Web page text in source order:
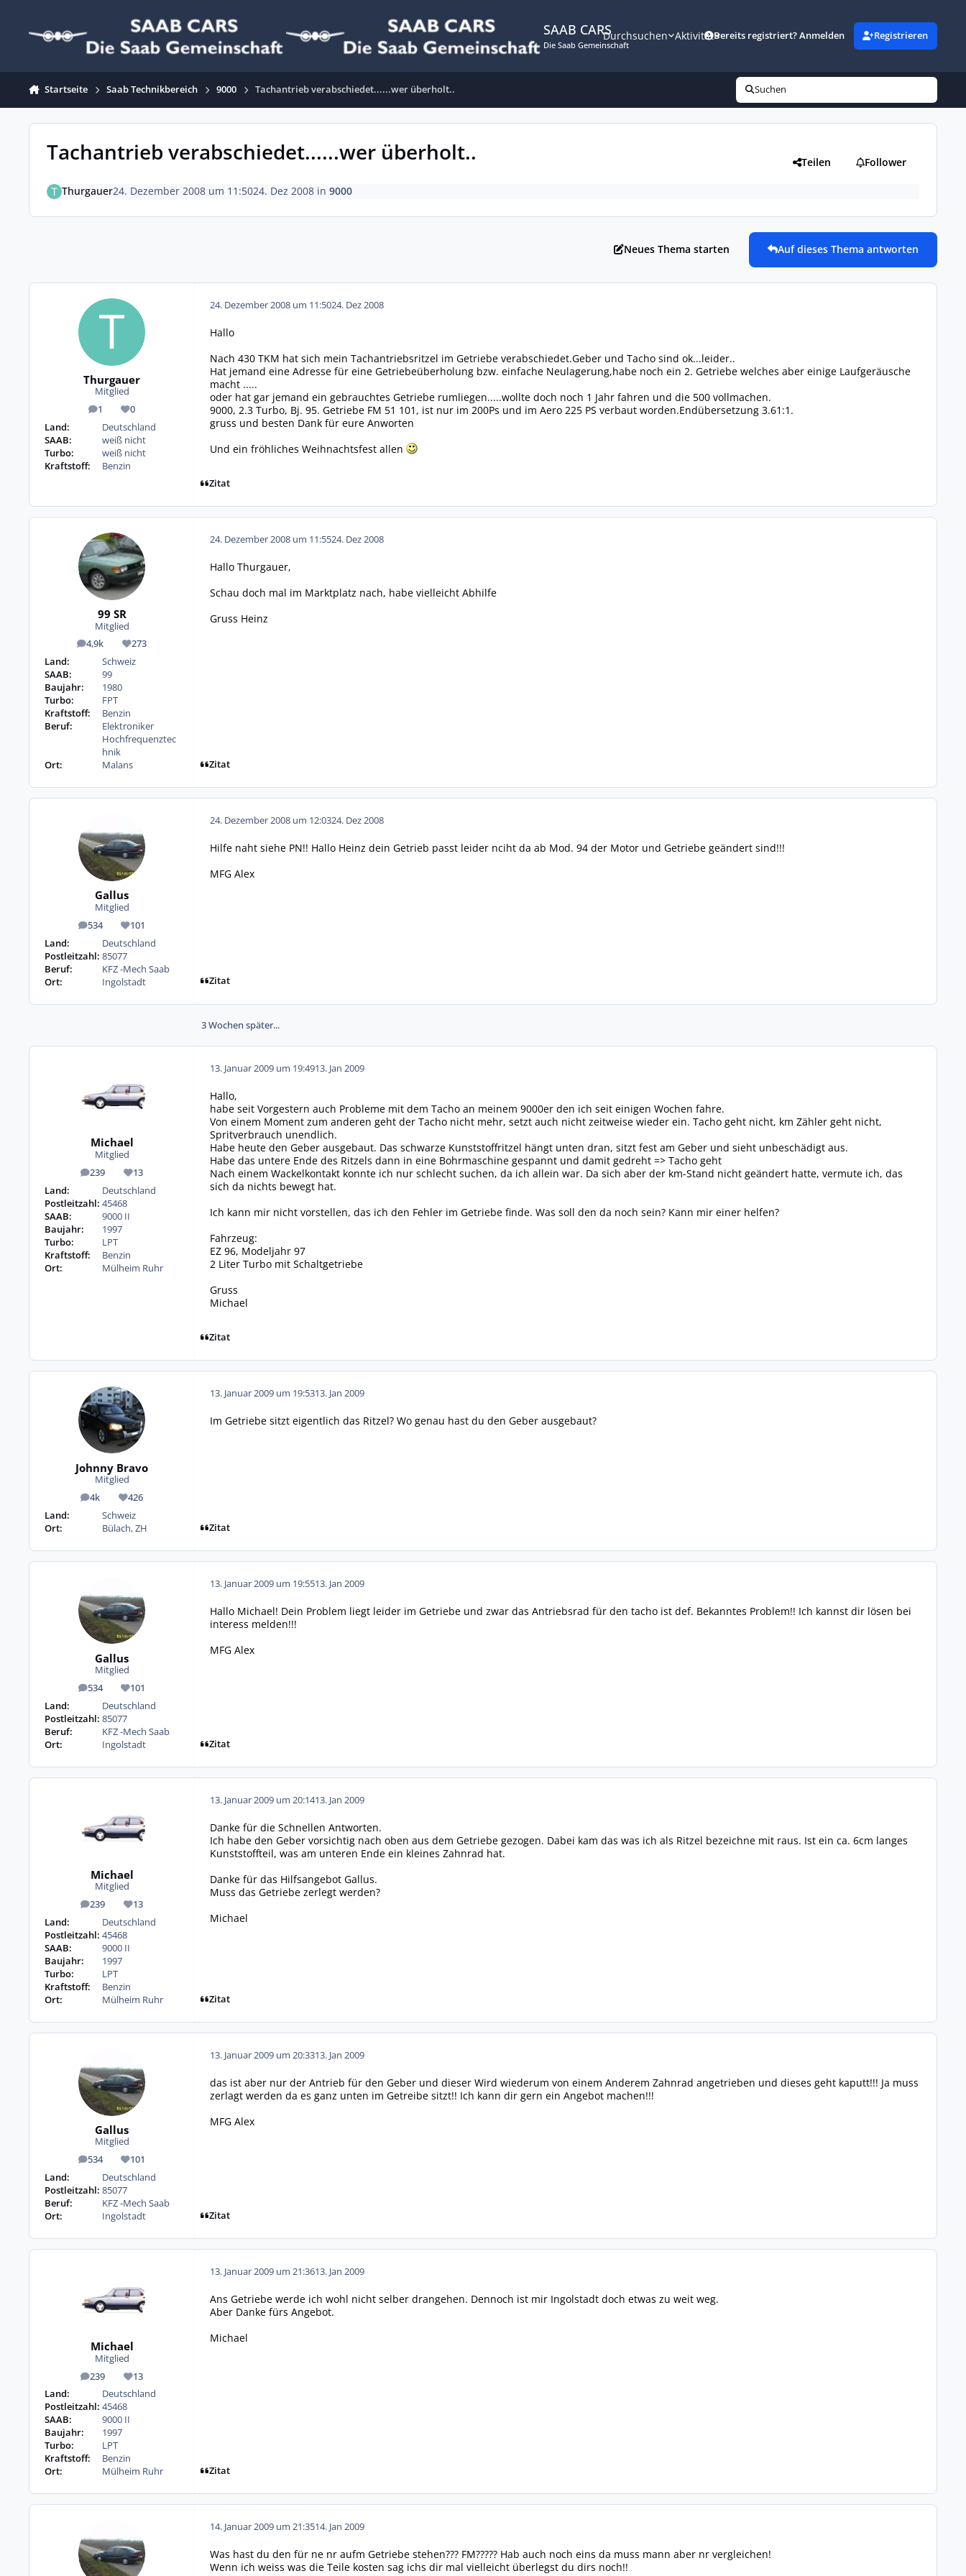
SAAB CARS
Die Saab Gemeinschaft
Durchsuchen AktivitätBereits registriert? Anmelden Registrieren
Startseite Saab Technikbereich 9000 Tachantrieb verabschiedet......wer überholt.. Suchen
Tachantrieb verabschiedet......wer überholt.. Teilen Follower
Thurgauer24. Dezember 2008 um 11:5024. Dez 2008in 9000
Neues Thema starten Auf dieses Thema antworten
Thurgauer
Mitglied
1
Beiträge0
Reputation
Land:
Deutschland
SAAB:
weiß nicht
Turbo:
weiß nicht
Kraftstoff:
Benzin
24. Dezember 2008 um 11:5024. Dez 2008
Hallo
Nach 430 TKM hat sich mein Tachantriebsritzel im Getriebe verabschiedet.Geber und Tacho sind ok...leider..
Hat jemand eine Adresse für eine Getriebeüberholung bzw. einfache Neulagerung,habe noch ein 2. Getriebe welches aber einige Laufgeräusche
macht .....
oder hat gar jemand ein gebrauchtes Getriebe rumliegen.....wollte doch noch 1 Jahr fahren und die 500 vollmachen.
9000, 2.3 Turbo, Bj. 95. Getriebe FM 51 101, ist nur im 200Ps und im Aero 225 PS verbaut worden.Endübersetzung 3.61:1.
gruss und besten Dank für eure Anworten
Und ein fröhliches Weihnachtsfest allen
Zitat
99 SR
Mitglied
4,9k
Beiträge 273
Reputation
Land:
Schweiz
SAAB:
99
Baujahr:
1980
Turbo:
FPT
Kraftstoff:
Benzin
Beruf:
Elektroniker
Hochfrequenztec
hnik
Ort:
Malans
24. Dezember 2008 um 11:5524. Dez 2008
Hallo Thurgauer,
Schau doch mal im Marktplatz nach, habe vielleicht Abhilfe
Gruss Heinz
Zitat
Gallus
Mitglied
534
Beiträge 101
Reputation
Land:
Deutschland
Postleitzahl: 85077
Beruf:
KFZ -Mech Saab
Ort:
Ingolstadt
24. Dezember 2008 um 12:0324. Dez 2008
Hilfe naht siehe PN!! Hallo Heinz dein Getrieb passt leider nciht da ab Mod. 94 der Motor und Getriebe geändert sind!!!
MFG Alex
Zitat
3 Wochen später...
Michael
Mitglied
239
Beiträge 13
Reputation
Land:
Deutschland
Postleitzahl: 45468
SAAB:
9000 II
Baujahr:
1997
Turbo:
LPT
Kraftstoff:
Benzin
Ort:
Mülheim Ruhr
13. Januar 2009 um 19:4913. Jan 2009
Hallo,
habe seit Vorgestern auch Probleme mit dem Tacho an meinem 9000er den ich seit einigen Wochen fahre.
Von einem Moment zum anderen geht der Tacho nicht mehr, setzt auch nicht zeitweise wieder ein. Tacho geht nicht, km Zähler geht nicht,
Spritverbrauch unendlich.
Habe heute den Geber ausgebaut. Das schwarze Kunststoffritzel hängt unten dran, sitzt fest am Geber und sieht unbeschädigt aus.
Habe das untere Ende des Ritzels dann in eine Bohrmaschine gespannt und damit gedreht => Tacho geht
Nach einem Wackelkontakt konnte ich nur schlecht suchen, da ich allein war. Da sich aber der km-Stand nicht geändert hatte, vermute ich, das
sich da nichts bewegt hat.
Ich kann mir nicht vorstellen, das ich den Fehler im Getriebe finde. Was soll den da noch sein? Kann mir einer helfen?
Fahrzeug:
EZ 96, Modeljahr 97
2 Liter Turbo mit Schaltgetriebe
Gruss
Michael
Zitat
Johnny Bravo
Mitglied
4k
Beiträge 426
Reputation
Land:
Schweiz
Ort:
Bülach, ZH
13. Januar 2009 um 19:5313. Jan 2009
Im Getriebe sitzt eigentlich das Ritzel? Wo genau hast du den Geber ausgebaut?
Zitat
Gallus
Mitglied
534
Beiträge 101
Reputation
Land:
Deutschland
Postleitzahl: 85077
Beruf:
KFZ -Mech Saab
Ort:
Ingolstadt
13. Januar 2009 um 19:5513. Jan 2009
Hallo Michael! Dein Problem liegt leider im Getriebe und zwar das Antriebsrad für den tacho ist def. Bekanntes Problem!! Ich kannst dir lösen bei
interess melden!!!
MFG Alex
Zitat
Michael
Mitglied
239
Beiträge 13
Reputation
Land:
Deutschland
Postleitzahl: 45468
SAAB:
9000 II
Baujahr:
1997
Turbo:
LPT
Kraftstoff:
Benzin
Ort:
Mülheim Ruhr
13. Januar 2009 um 20:1413. Jan 2009
Danke für die Schnellen Antworten.
Ich habe den Geber vorsichtig nach oben aus dem Getriebe gezogen. Dabei kam das was ich als Ritzel bezeichne mit raus. Ist ein ca. 6cm langes
Kunststoffteil, was am unteren Ende ein kleines Zahnrad hat.
Danke für das Hilfsangebot Gallus.
Muss das Getriebe zerlegt werden?
Michael
Zitat
Gallus
Mitglied
534
Beiträge 101
Reputation
Land:
Deutschland
Postleitzahl: 85077
Beruf:
KFZ -Mech Saab
Ort:
Ingolstadt
13. Januar 2009 um 20:3313. Jan 2009
das ist aber nur der Antrieb für den Geber und dieser Wird wiederum von einem Anderem Zahnrad angetrieben und dieses geht kaputt!!! Ja muss
zerlagt werden da es ganz unten im Getreibe sitzt!! Ich kann dir gern ein Angebot machen!!!
MFG Alex
Zitat
Michael
Mitglied
239
Beiträge 13
Reputation
Land:
Deutschland
Postleitzahl: 45468
SAAB:
9000 II
Baujahr:
1997
Turbo:
LPT
Kraftstoff:
Benzin
Ort:
Mülheim Ruhr
13. Januar 2009 um 21:3613. Jan 2009
Ans Getriebe werde ich wohl nicht selber drangehen. Dennoch ist mir Ingolstadt doch etwas zu weit weg.
Aber Danke fürs Angebot.
Michael
Zitat
14. Januar 2009 um 21:3514. Jan 2009
Was hast du den für ne nr aufm Getriebe stehen??? FM????? Hab auch noch eins da muss mann aber nr vergleichen!
Wenn ich weiss was die Teile kosten sag ichs dir mal vielleicht überlegst du dirs noch!!